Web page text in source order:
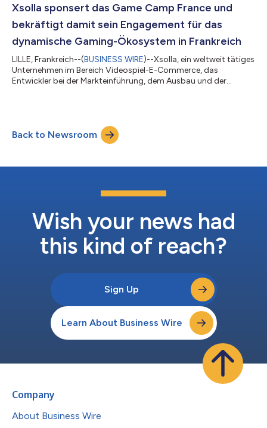
größten Gaming-Veranstaltung treffen sich Entwickler,
Publisher, Investoren und Branchenfü...
Xsolla sponsert das Game Camp France und
bekräftigt damit sein Engagement für das
dynamische Gaming-Ökosystem in Frankreich
LILLE, Frankreich--(BUSINESS WIRE)--Xsolla, ein weltweit tätiges
Unternehmen im Bereich Videospiel-E-Commerce, das
Entwickler bei der Markteinführung, dem Ausbau und der
als eine der dynamischsten in Europa; ihr Umsatz belief sich im
Jahr 2025 auf rund 5,8 Milliarden Euro. Es handelt sich nicht um
Back to Newsroom
Wish your news had
this kind of reach?
Sign Up
Learn About Business Wire
Company
About Business Wire